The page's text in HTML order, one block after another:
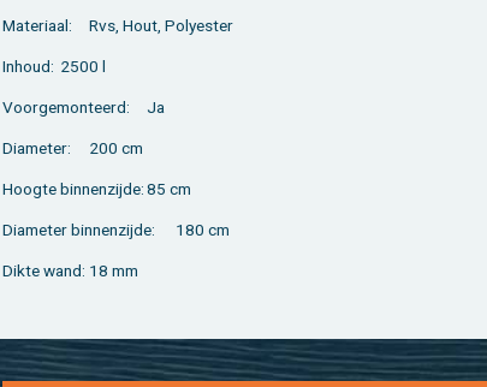
Ma­te­ri­aal: Rvs, Hout, Po­ly­es­ter
In­houd: 2500 l
Voor­ge­mon­teerd: Ja
Dia­me­ter: 200 cm
Hoog­te bin­nen­zij­de:85 cm
Dia­me­ter bin­nen­zij­de: 180 cm
Dikte wand: 18 mm